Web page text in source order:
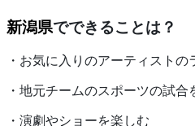
新潟県でできることは？
・お気に入りのアーティスト
・地元チームのスポーツの試合
・演劇やショーを楽しむ